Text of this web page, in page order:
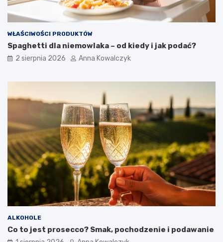
WŁAŚCIWOŚCI PRODUKTÓW
Spaghetti dla niemowlaka – od kiedy i jak podać?
2 sierpnia 2026 Anna Kowalczyk
ALKOHOLE
Co to jest prosecco? Smak, pochodzenie i podawanie